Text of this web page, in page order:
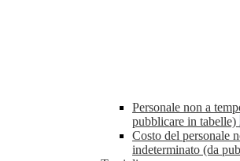
Personale non a
pubblicare in tabelle)
Costo del personale
indeterminato (da